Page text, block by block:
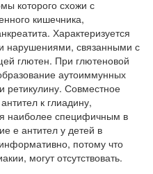
которого схожи с
кишечника,
Характеризуется
нарушениями, связанными с
глютен. При глютеновой
аутоиммунных
ретикулину. Совместное
к глиадину,
наиболее специфичным в
е антител у детей в
потому что
могут отсутствовать.